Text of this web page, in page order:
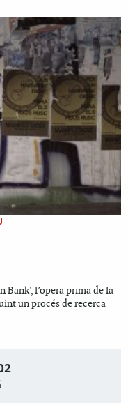
Bank', l’opera prima de la
un procés de recerca